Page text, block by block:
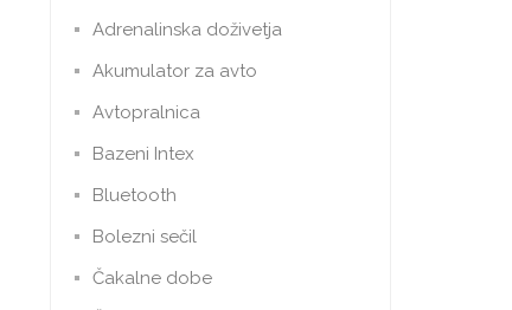
Adrenalinska doživetja
Akumulator za avto
Avtopralnica
Bazeni Intex
Bluetooth
Bolezni sečil
Čakalne dobe